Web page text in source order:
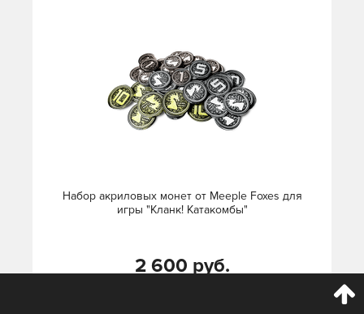
Набор акриловых монет от Meeple Foxes для
игры "Кланк! Катакомбы"
2 600 руб.